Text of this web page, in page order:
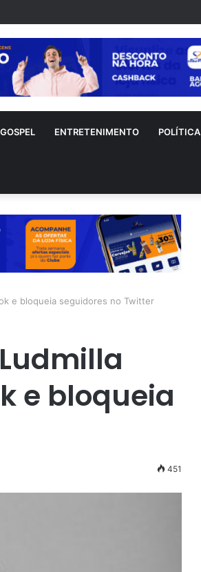
durante tratamento de novo câncer
GOSPEL ENTRETENIMENTO POLÍTICA
e bloqueia seguidores no Twitter
e bloqueia
451